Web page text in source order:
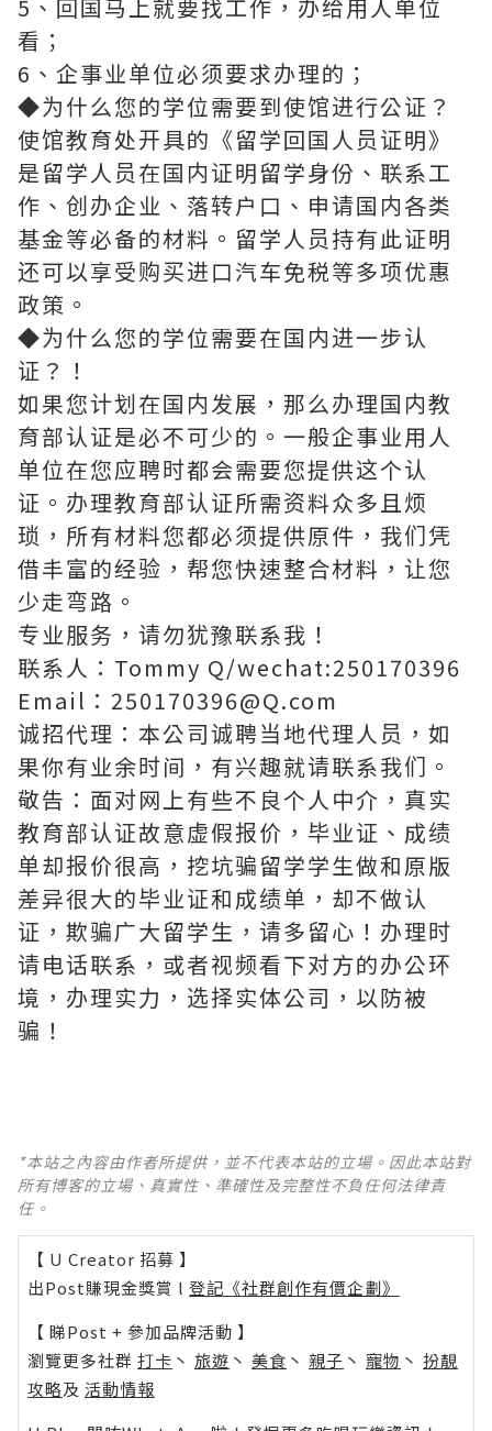
5、回国马上就要找工作，办给用人单位
看；
6、企事业单位必须要求办理的；
◆为什么您的学位需要到使馆进行公证？
使馆教育处开具的《留学回国人员证明》
是留学人员在国内证明留学身份、联系工
作、创办企业、落转户口、申请国内各类
基金等必备的材料。留学人员持有此证明
还可以享受购买进口汽车免税等多项优惠
政策。
◆为什么您的学位需要在国内进一步认
证？！
如果您计划在国内发展，那么办理国内教
育部认证是必不可少的。一般企事业用人
单位在您应聘时都会需要您提供这个认
证。办理教育部认证所需资料众多且烦
琐，所有材料您都必须提供原件，我们凭
借丰富的经验，帮您快速整合材料，让您
少走弯路。
专业服务，请勿犹豫联系我！
联系人：Tommy Q/wechat:250170396
Email：250170396@Q.com
诚招代理：本公司诚聘当地代理人员，如
果你有业余时间，有兴趣就请联系我们。
敬告：面对网上有些不良个人中介，真实
教育部认证故意虚假报价，毕业证、成绩
单却报价很高，挖坑骗留学学生做和原版
差异很大的毕业证和成绩单，却不做认
证，欺骗广大留学生，请多留心！办理时
请电话联系，或者视频看下对方的办公环
境，办理实力，选择实体公司，以防被
骗！
*本站之內容由作者所提供，並不代表本站的立場。因此本站對
所有博客的立場、真實性、準確性及完整性不負任何法律責
任。
【 U Creator 招募 】
出Post賺現金獎賞 l 登記《社群創作有價企劃》
【 睇Post + 參加品牌活動 】
瀏覽更多社群 打卡 丶 旅遊 丶 美食 丶 親子 丶 寵物 丶 扮靚
攻略及 活動情報